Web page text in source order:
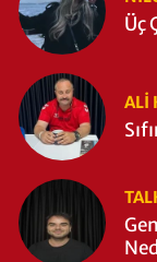
Üç
ALI